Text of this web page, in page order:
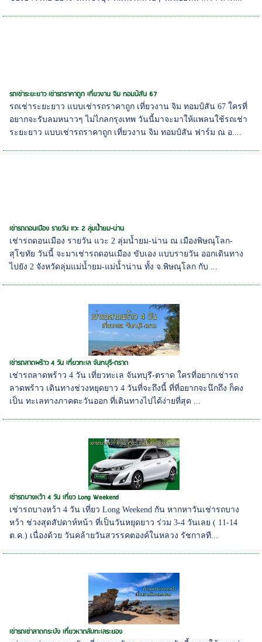
รถเช่าระยะยาว เช่ารถราคาถูก เที่ยวงาน จิม ทอมป์สัน 67
รถเช่าระยะยาว แบบเช่ารถราคาถูก เที่ยวงาน จิม ทอมป์สัน 67 ใครที่
อยากจะรับลมหนาวๆ ไม่ไกลกรุงเทพ วันนี้มาจะมาให้แพลนใช้รถเช่า
ระยะยาว แบบเช่ารถราคาถูก เที่ยวงาน จิม ทอมป์สัน ฟาร์ม ณ อ....
เช่ารถดอนเมือง รายวัน แวะ 2 ลุ่มน้ำยม-น่าน
เช่ารถดอนเมือง รายวัน แวะ 2 ลุ่มน้ำยม-น่าน ณ เมืองพิษณุโลก-
สุโขทัย วันนี้ จะมาเช่ารถดอนเมือง ขับเอง แบบรายวัน ออกเดินทาง
ไปยัง 2 จังหวัดลุ่มแม่น้ำยม-แม่น้่ำน่าน ทั้ง จ.พิษณุโลก กับ ...
เช่ารถลาดพร้าว 4 วัน เที่ยวทะเล จันทบุรี-ตราด
เช่ารถลาดพร้าว 4 วัน เที่ยวทะเล จันทบุรี-ตราด ใครที่อยากเช่ารถ
ลาดพร้าว เดินทางช่วงหยุดยาว 4 วันที่จะถึงนี้ ที่ที่อยากจะนึกถึง ก็คง
เป็น ทะเลทางภาคตะวันออก ที่เดินทางไปได้ง่ายที่สุด ...
เช่ารถบางหว้า 4 วัน เที่ยว Long Weekend
เช่ารถบางหว้า 4 วัน เที่ยว Long Weekend กัน หากหาวันเช่ารถบาง
หว้า ช่วงสุดสัปดาห์หน้า ที่เป็นวันหยุดยาว ร่วม 3-4 วันเลย ( 11-14
ต.ค.) เนื่องด้วย วันคล้ายวันสวรรคตองค์ในหลวง รัชกาลที...
เช่ารถเช่าลาดกระบัง เที่ยวหาดลับทะเลระยอง